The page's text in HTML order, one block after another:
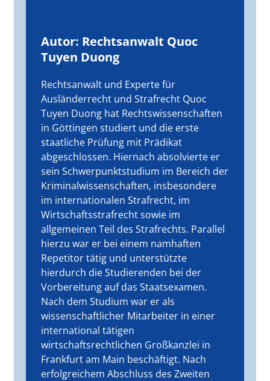
Autor: Rechtsanwalt Quoc
Tuyen Duong
Rechtsanwalt und Experte für
Ausländerrecht und Strafrecht Quoc
Tuyen Duong hat Rechtswissenschaften
in Göttingen studiert und die erste
staatliche Prüfung mit Prädikat
abgeschlossen. Hiernach absolvierte er
sein Schwerpunktstudium im Bereich der
Kriminalwissenschaften, insbesondere
im internationalen Strafrecht, im
Wirtschaftsstrafrecht sowie im
allgemeinen Teil des Strafrechts. Parallel
hierzu war er bei einem namhaften
Repetitor tätig und unterstützte
hierdurch die Studierenden bei der
Vorbereitung auf das Staatsexamen.
Nach dem Studium war er als
wissenschaftlicher Mitarbeiter in einer
international tätigen
wirtschaftsrechtlichen Großkanzlei in
Frankfurt am Main beschäftigt. Nach
erfolgreichem Abschluss des Zweiten